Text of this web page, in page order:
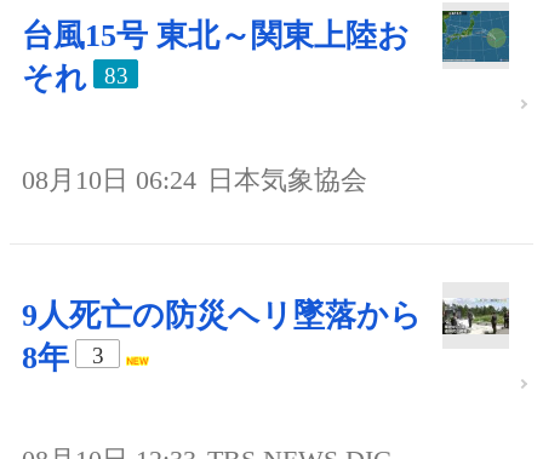
台風15号 東北～関東上陸お
それ
83
08月10日 06:24 日本気象協会
9人死亡の防災ヘリ墜落から
8年
3